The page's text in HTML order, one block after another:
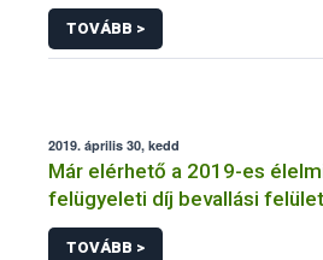
feltöltése
TOVÁBB >
2019. április 30, kedd
Már elérhető a 2019-es
felügyeleti díj bevallási
TOVÁBB >